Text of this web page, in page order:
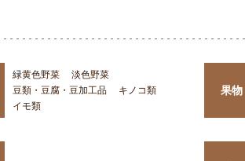
緑黄色野菜
淡色野菜
豆類・豆腐・豆加工品
キノコ類
イモ類
果物